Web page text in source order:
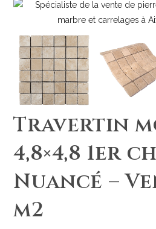
Travertin
4,8×4,8 1er
Nuancé –
m2